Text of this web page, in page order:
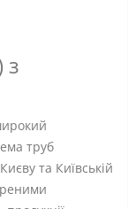
з
труб
та Київській